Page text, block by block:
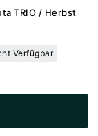
TRIO / Herbst
Verfügbar